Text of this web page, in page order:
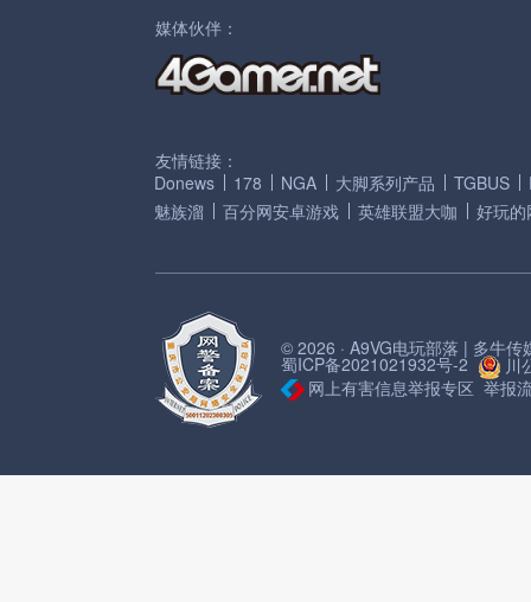
媒体伙伴：
友情链接：
Donews
178 NGA 大脚系列产品 TGBUS
魅族溜
百分网安卓游戏 英雄联盟大咖 好玩的
© 2026 · A9VG电玩部落 | 多牛传
蜀ICP备2021021932号-2
川
网上有害信息举报专区 举报